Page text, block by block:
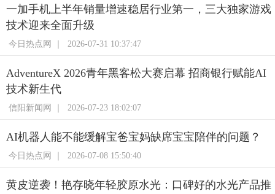
一加手机上半年销量增速稳居行业第一，三大独家游戏
技术迎来全面升级
今日热点网 ｜ 2026-07-31 10:37:47
AdventureX 2026青年黑客松大赛启幕 招商银行赋能AI
技术新生代
信阳新闻网 ｜ 2026-07-23 18:02:07
AI机器人能不能缓解宝爸宝妈缺席宝宝陪伴的问题？
今日热点网 ｜ 2026-07-08 15:50:40
黄皮逆袭！艳存晓年轻胶原水光：口碑好的水光产品推